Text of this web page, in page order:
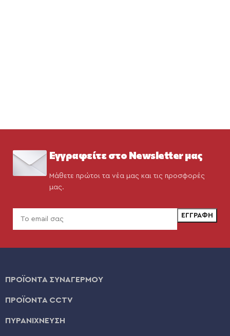
Εγγραφείτε στο Newsletter μας
Μάθετε πρώτοι τα νέα μας και τις προσφορές
μας.
ΠΡΟΪΟΝΤΑ ΣΥΝΑΓΕΡΜΟΥ
ΠΡΟΪΟΝΤΑ CCTV
ΠΥΡΑΝΙΧΝΕΥΣΗ